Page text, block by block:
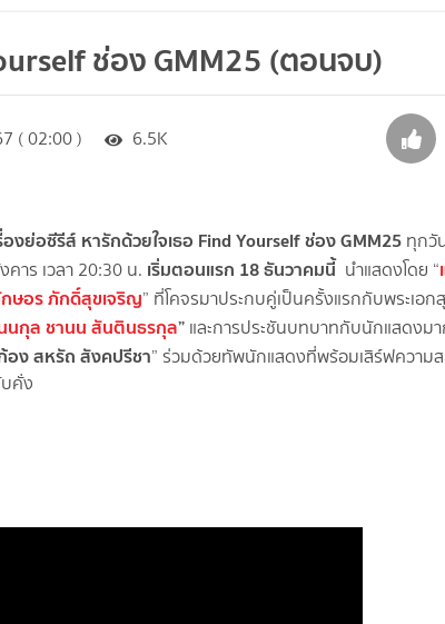
ช่อง GMM25 (ตอนจบ)
( 02:00 ) 6.5K
องย่อซีรีส์ หารักด้วยใจเธอ Find Yourself ช่อง GMM25 ทุกวั
คาร เวลา 20:30 น. เริ่มตอนแรก 18 ธันวาคมนี้ นำแสดงโดย “
ษอร ภักดิ์สุขเจริญ” ที่โคจรมาประกบคู่เป็นครั้งแรกกับพระเอก
นกุล ชานน สันตินธรกุล” และการประชันบทบาทกับนักแสดงม
องสหรัถ สังคปรีชา” ร่วมด้วยทัพนักแสดงที่พร้อมเสิร์ฟความ
คั่ง